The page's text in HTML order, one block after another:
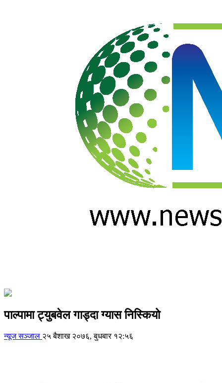
पाल्पामा ट्युबवेल गाड्दा ग्यास निस्कियो
न्यूज सञ्जाल २५ बैशाख २०७६, बुधबार १२:५६